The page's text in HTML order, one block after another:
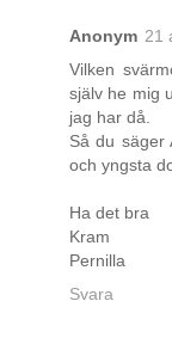
Anonym 21
Vilken
själv he mig
jag har då.
Så du säger
och yngsta
Ha det bra
Kram
Pernilla
Svara